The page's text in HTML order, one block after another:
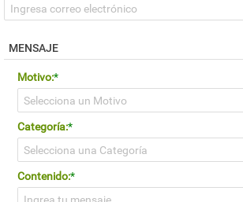
MENSAJE
Motivo:*
Categoría:*
Contenido:*